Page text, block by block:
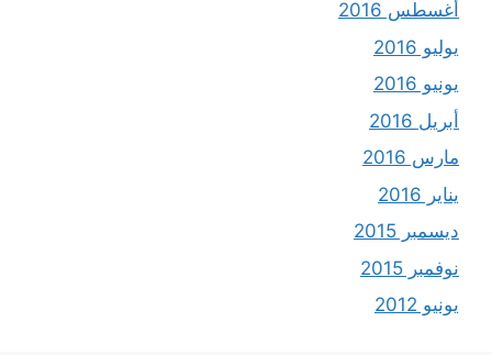
أغسطس 2016
يوليو 2016
يونيو 2016
أبريل 2016
مارس 2016
يناير 2016
ديسمبر 2015
نوفمبر 2015
يونيو 2012